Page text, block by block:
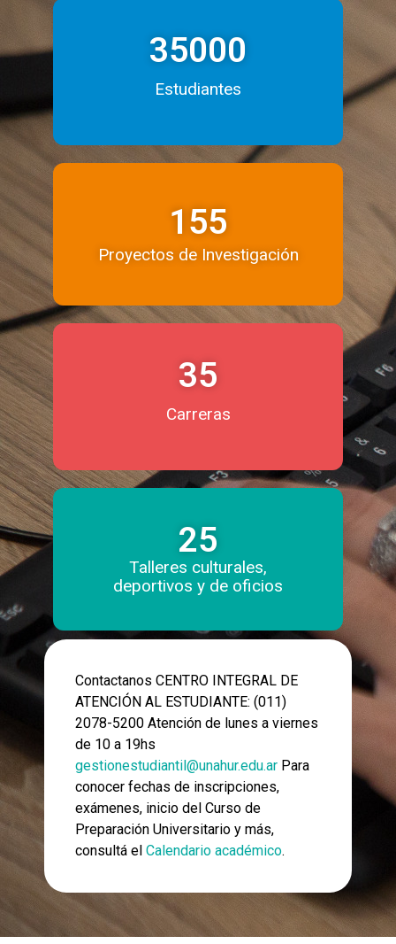
35000
Estudiantes
155
Proyectos de Investigación
35
Carreras
25
Talleres culturales,
deportivos y de oficios
Contactanos CENTRO INTEGRAL DE
ATENCIÓN AL ESTUDIANTE: (011)
2078-5200 Atención de lunes a viernes
de 10 a 19hs
gestionestudiantil@unahur.edu.ar Para
conocer fechas de inscripciones,
exámenes, inicio del Curso de
Preparación Universitario y más,
consultá el Calendario académico.